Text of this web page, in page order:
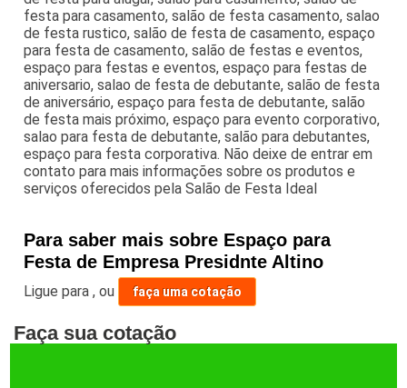
festa para casamento, salão de festa casamento, salao
de festa rustico, salão de festa de casamento, espaço
para festa de casamento, salão de festas e eventos,
espaço para festas e eventos, espaço para festas de
aniversario, salao de festa de debutante, salão de festa
de aniversário, espaço para festa de debutante, salão
de festa mais próximo, espaço para evento corporativo,
salao para festa de debutante, salão para debutantes,
espaço para festa corporativa. Não deixe de entrar em
contato para mais informações sobre os produtos e
serviços oferecidos pela Salão de Festa Ideal
Para saber mais sobre Espaço para
Festa de Empresa Presidnte Altino
Ligue para,ou faça uma cotação
Faça sua cotação